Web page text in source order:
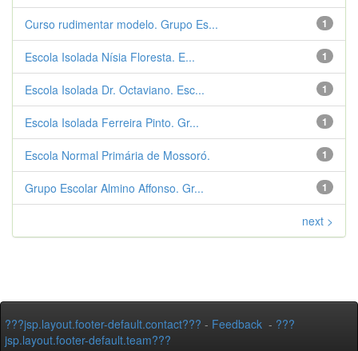
1
Curso rudimentar modelo. Grupo Es...
1
Escola Isolada Nísia Floresta. E...
1
Escola Isolada Dr. Octaviano. Esc...
1
Escola Isolada Ferreira Pinto. Gr...
1
Escola Normal Primária de Mossoró.
1
Grupo Escolar Almino Affonso. Gr...
next >
???jsp.layout.footer-default.contact??? - Feedback - ???
jsp.layout.footer-default.team???